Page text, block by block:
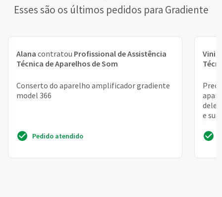
Esses são os últimos pedidos para Gradiente
Alana contratou Profissional de Assistência
Técnica de Aparelhos de Som
Conserto do aparelho amplificador gradiente
model 366
Pedido atendido
dele!
e
é